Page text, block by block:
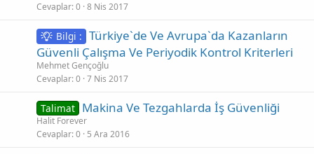
Cevaplar 0 8 Nis 2017
Bilgi : Türkiye`de Ve Avrupa`da Kazanların
Güvenli Çalışma Ve Periyodik Kontrol Kriterleri
Mehmet Gençoğlu
Cevaplar 0 7 Nis 2017
Talimat Makina Ve Tezgahlarda İş Güvenliği
Halit Forever
Cevaplar 0 5 Ara 2016